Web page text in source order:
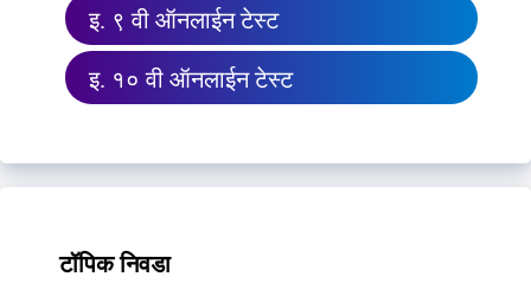
इ. ९ वी ऑनलाईन टेस्ट
इ. १० वी ऑनलाईन टेस्ट
टॉपिक निवडा